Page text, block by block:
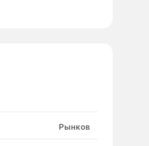
Рынков